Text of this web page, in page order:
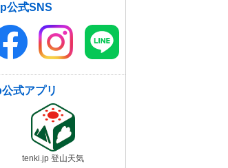
公式SNS
式アプリ
tenki.jp 登山天気